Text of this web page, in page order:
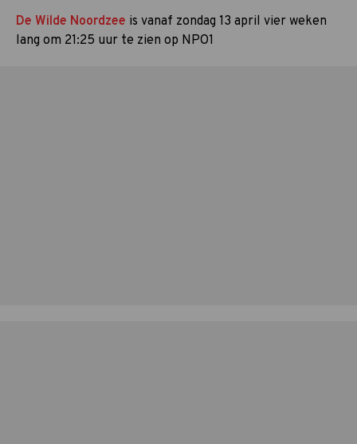
De Wilde Noordzee is vanaf zondag 13 april vier weken
lang om 21:25 uur te zien op NPO1